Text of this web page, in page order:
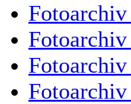
Fotoarchiv
Fotoarchiv